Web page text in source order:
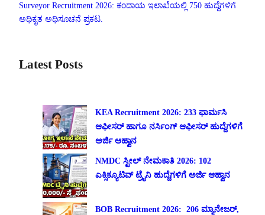
Surveyor Recruitment 2026: ಕಂದಾಯ ಇಲಾಖೆಯಲ್ಲಿ 750 ಹುದ್ದೆಗಳಿಗೆ
ಅಧಿಕೃತ ಅಧಿಸೂಚನೆ ಪ್ರಕಟ.
Latest Posts
KEA Recruitment 2026: 233 ಫಾರ್ಮಸಿ
ಆಫೀಸರ್ ಹಾಗೂ ನರ್ಸಿಂಗ್ ಆಫೀಸರ್ ಹುದ್ದೆಗಳಿಗೆ
ಅರ್ಜಿ ಆಹ್ವಾನ
NMDC ಸ್ಟೀಲ್ ನೇಮಕಾತಿ 2026: 102
ಎಕ್ಸಿಕ್ಯೂಟಿವ್ ಟ್ರೈನಿ ಹುದ್ದೆಗಳಿಗೆ ಅರ್ಜಿ ಆಹ್ವಾನ
BOB Recruitment 2026: 206 ಮ್ಯಾನೇಜರ್,